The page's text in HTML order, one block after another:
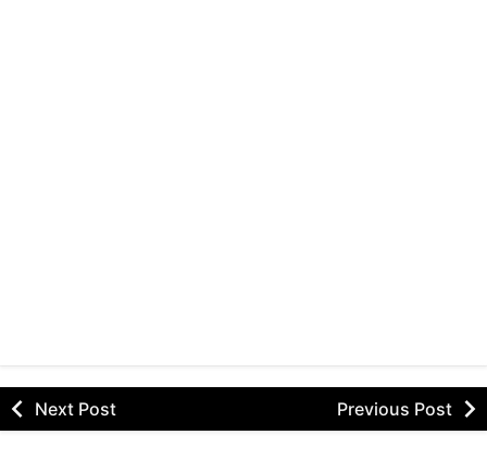
Next Post Previous Post